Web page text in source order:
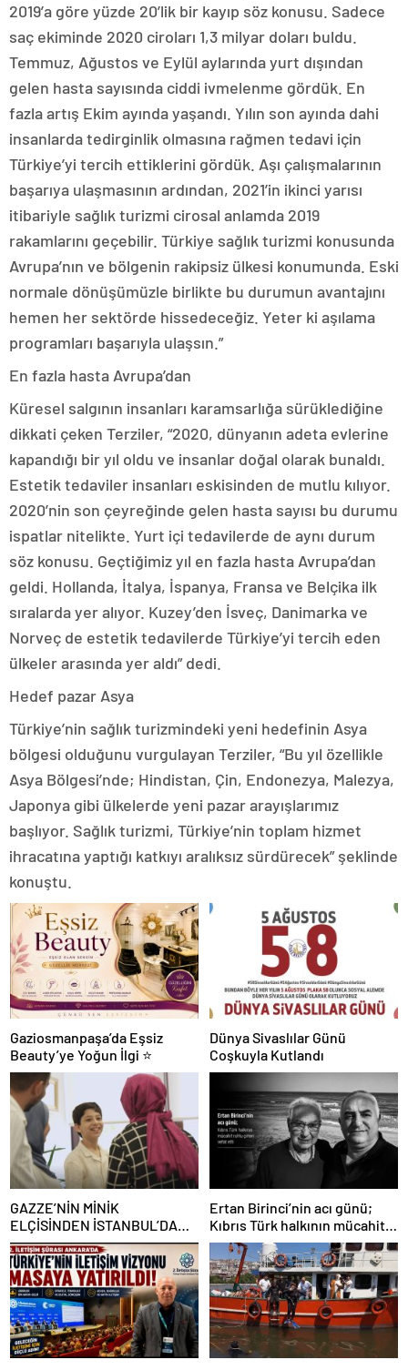
2019’a göre yüzde 20’lik bir kayıp söz konusu. Sadece
saç ekiminde 2020 ciroları 1,3 milyar doları buldu.
Temmuz, Ağustos ve Eylül aylarında yurt dışından
gelen hasta sayısında ciddi ivmelenme gördük. En
fazla artış Ekim ayında yaşandı. Yılın son ayında dahi
insanlarda tedirginlik olmasına rağmen tedavi için
Türkiye’yi tercih ettiklerini gördük. Aşı çalışmalarının
başarıya ulaşmasının ardından, 2021’in ikinci yarısı
itibariyle sağlık turizmi cirosal anlamda 2019
rakamlarını geçebilir. Türkiye sağlık turizmi konusunda
Avrupa’nın ve bölgenin rakipsiz ülkesi konumunda. Eski
normale dönüşümüzle birlikte bu durumun avantajını
hemen her sektörde hissedeceğiz. Yeter ki aşılama
programları başarıyla ulaşsın.”
En fazla hasta Avrupa’dan
Küresel salgının insanları karamsarlığa sürüklediğine
dikkati çeken Terziler, “2020, dünyanın adeta evlerine
kapandığı bir yıl oldu ve insanlar doğal olarak bunaldı.
Estetik tedaviler insanları eskisinden de mutlu kılıyor.
2020’nin son çeyreğinde gelen hasta sayısı bu durumu
ispatlar nitelikte. Yurt içi tedavilerde de aynı durum
söz konusu. Geçtiğimiz yıl en fazla hasta Avrupa’dan
geldi. Hollanda, İtalya, İspanya, Fransa ve Belçika ilk
sıralarda yer alıyor. Kuzey’den İsveç, Danimarka ve
Norveç de estetik tedavilerde Türkiye’yi tercih eden
ülkeler arasında yer aldı” dedi.
Hedef pazar Asya
Türkiye’nin sağlık turizmindeki yeni hedefinin Asya
bölgesi olduğunu vurgulayan Terziler, “Bu yıl özellikle
Asya Bölgesi’nde; Hindistan, Çin, Endonezya, Malezya,
Japonya gibi ülkelerde yeni pazar arayışlarımız
başlıyor. Sağlık turizmi, Türkiye’nin toplam hizmet
ihracatına yaptığı katkıyı aralıksız sürdürecek” şeklinde
konuştu.
Gaziosmanpaşa’da Eşsiz
Beauty’ye Yoğun İlgi ⭐
Dünya Sivaslılar Günü
Coşkuyla Kutlandı
GAZZE’NİN MİNİK
ELÇİSİNDEN İSTANBUL’DA
DUYGUSAL MESAJ: “BURASI
BENİM İKİNCİ EVİM”
Ertan Birinci’nin acı günü;
Kıbrıs Türk halkının mücahit
ruhlu çınarı vefat etti